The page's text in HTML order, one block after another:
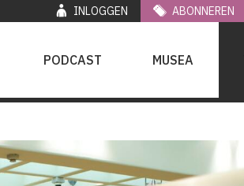
INLOGGEN ABONNEREN
PODCAST MUSEA